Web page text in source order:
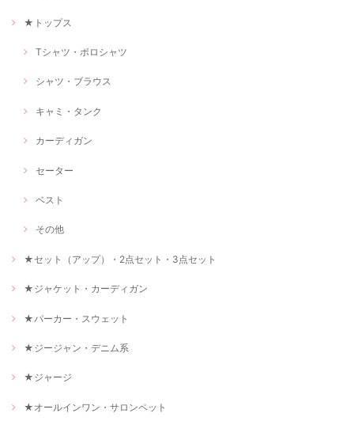
★トップス
Tシャツ・ポロシャツ
シャツ・ブラウス
キャミ・タンク
カーディガン
セーター
ベスト
その他
★セット（アップ）・2点セット・3点セット
★ジャケット・カーディガン
★パーカー・スウェット
★ジージャン・デニム系
★ジャージ
★オールインワン・サロンペット